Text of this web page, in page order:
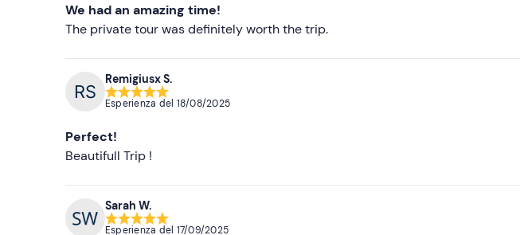
We had an amazing time!
The private tour was definitely worth the trip.
Remigiusx S.
Esperienza del 18/08/2025
Perfect!
Beautifull Trip !
Sarah W.
Esperienza del 17/09/2025